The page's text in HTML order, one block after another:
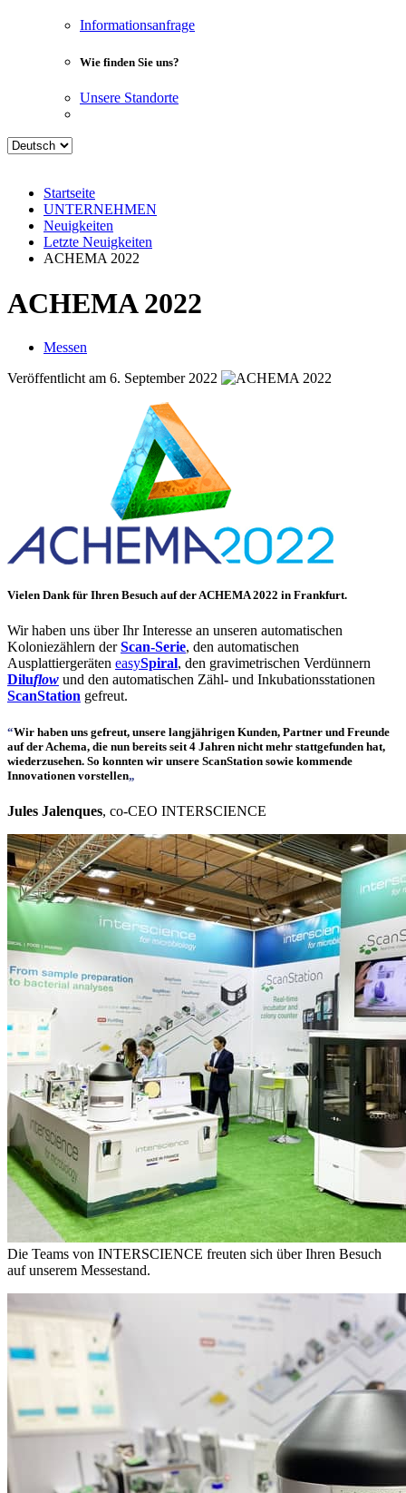
Informationsanfrage
Wie finden Sie uns?
Unsere Standorte
Startseite
UNTERNEHMEN
Neuigkeiten
Letzte Neuigkeiten
ACHEMA 2022
ACHEMA 2022
Messen
Veröffentlicht am 6. September 2022
Vielen Dank für Ihren Besuch auf derACHEMA 2022 in Frankfurt.
Wir haben uns über Ihr Interesse an unseren automatischen
Koloniezählern derScan-Serie, den automatischen
Ausplattiergeräten easySpiral, den gravimetrischen Verdünnern
Diluflow und den automatischen Zähl- und Inkubationsstationen
ScanStation gefreut.
“Wir haben uns gefreut, unsere langjährigen Kunden, Partner und Freunde
auf der Achema, die nun bereits seit 4 Jahren nicht mehr stattgefunden hat,
wiederzusehen. So konnten wir unsere ScanStation sowie kommende
Innovationen vorstellen„
Jules Jalenques, co-CEO INTERSCIENCE
Die Teams von INTERSCIENCE freuten sich über Ihren Besuch
auf unserem Messestand.